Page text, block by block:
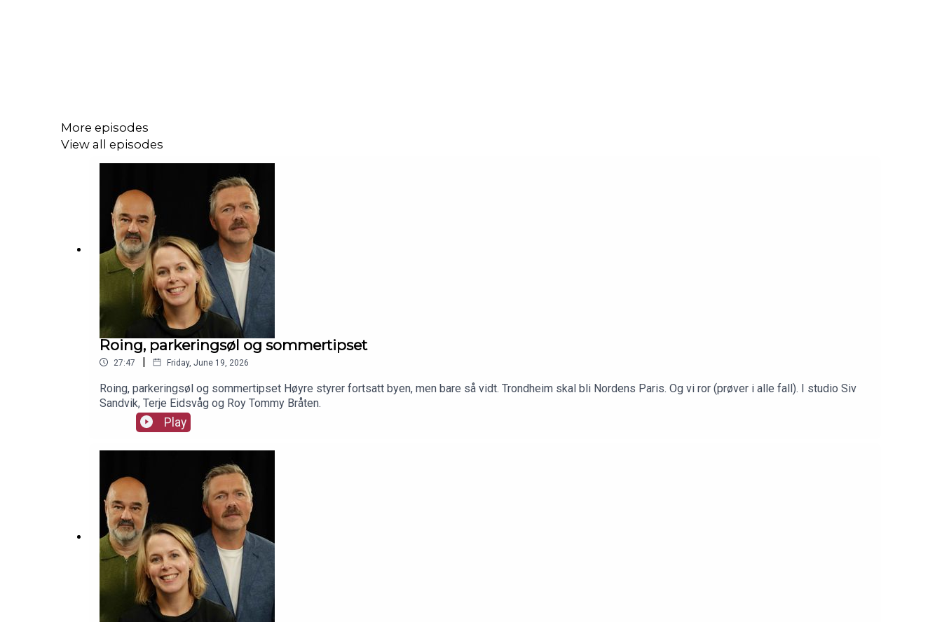
More episodes
View all episodes
Roing, parkeringsøl og sommertipset
27:47 | Friday, June 19, 2026
Roing, parkeringsøl og sommertipset Høyre styrer fortsatt byen, men bare så vidt. Trondheim skal bli Nordens Paris. Og vi ror (prøver i alle fall). I studio Siv
Sandvik, Terje Eidsvåg og Roy Tommy Bråten.
Play